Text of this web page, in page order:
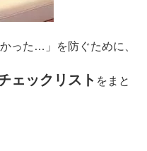
った…」を防ぐために、
ェックリスト をまと